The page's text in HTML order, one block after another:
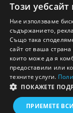
политех.
radio-
detector
политех. radio-
Английско
Този
Ние използваме
съдържанието,
Също така
сайт от ваша
които може да я
предоставили или
техните услуги.
ПОКАЖЕТЕ
ПРИЕМЕТЕ